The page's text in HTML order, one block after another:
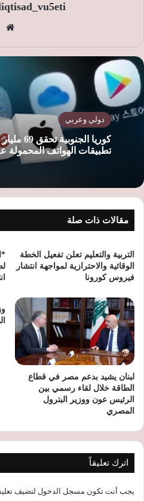
دولي وعربي
كوريا
تطبيقات الهواتف المحمولة
مقالات ذات صلة
التربية والتعليم تعلن تفعيل الخطة
الوقائية والاحترازية لمواجهة انتشار
فيروس كورونا
لبنان يشيد بدعم مصر في قطاع
الطاقة خلال لقاء رسمي بين
الرئيس عون ووزير البترول
المصري
اترك تعليقاً
يجب أنت تكون مسجل الدخول لتضيف